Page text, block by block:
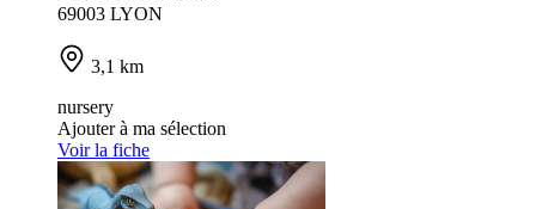
69003 LYON
3,1 km
nursery
Ajouter à ma sélection
Voir la fiche